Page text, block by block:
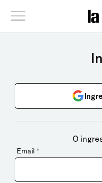
O
Email *